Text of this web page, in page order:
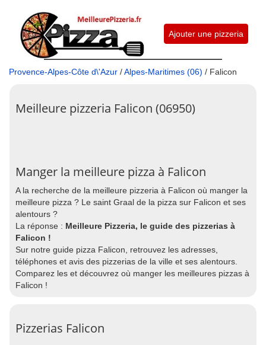
Ajouter une pizzeria
Provence-Alpes-Côte d\'Azur /Alpes-Maritimes (06) / Falicon
Meilleure pizzeria Falicon (06950)
Manger la meilleure pizza à Falicon
A la recherche de la meilleure pizzeria à Falicon où manger la
meilleure pizza ? Le saint Graal de la pizza sur Falicon et ses
alentours ?
La réponse : Meilleure Pizzeria, le guide des pizzerias à
Falicon !
Sur notre guide pizza Falicon, retrouvez les adresses,
téléphones et avis des pizzerias de la ville et ses alentours.
Comparez les et découvrez où manger les meilleures pizzas à
Falicon !
Pizzerias Falicon